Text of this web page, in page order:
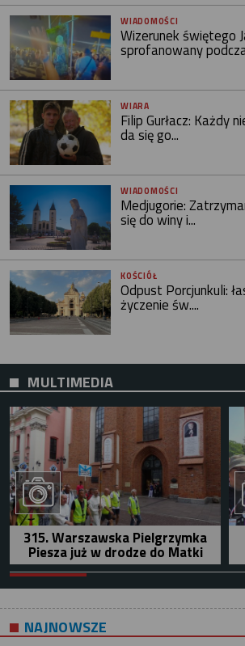
WIADOMOŚCI
Wizerunek świętego
sprofanowany
WIARA
Filip Gurłacz: Każdy
da się go...
WIADOMOŚCI
Medjugorie:
się do winy i...
KOŚCIÓŁ
Odpust Porcjunkuli:
życzenie św....
MULTIMEDIA
315. Warszawska Pielgrzymka
Piesza już w drodze do Matki
NAJNOWSZE